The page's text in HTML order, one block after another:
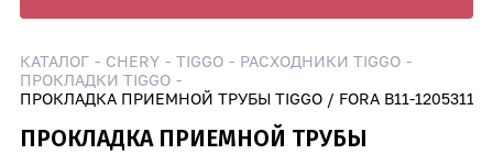
КАТАЛОГ CHERY TIGGO
РАСХОДНИКИ TIGGO
ПРОКЛАДКИ TIGGO
ПРОКЛАДКА ПРИЕМНОЙ ТРУБЫ TIGGO / FORA B11-1205311
ПРОКЛАДКА ПРИЕМНОЙ ТРУБЫ